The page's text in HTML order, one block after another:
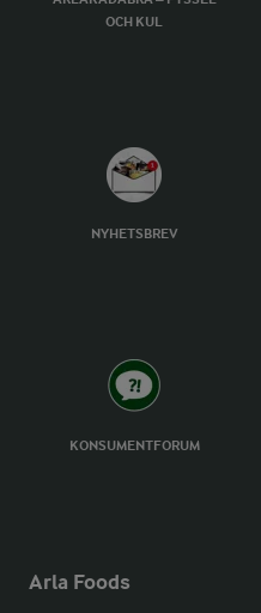
OCH KUL
NYHETSBREV
KONSUMENTFORUM
Arla Foods